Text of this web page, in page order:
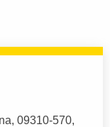
09310-570,